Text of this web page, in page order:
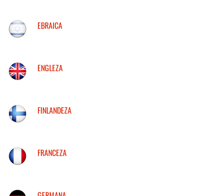
EBRAICA
ENGLEZA
FINLANDEZA
FRANCEZA